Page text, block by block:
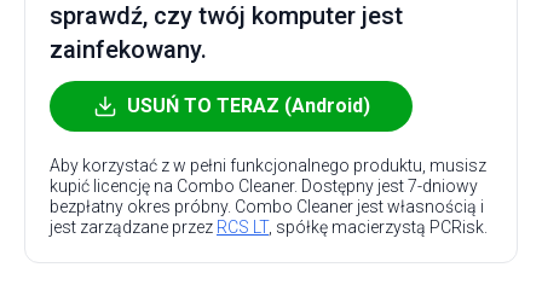
sprawdź, czy twój komputer jest
zainfekowany.
USUŃ TO TERAZ (Android)
Aby korzystać z w pełni funkcjonalnego produktu, musisz
kupić licencję na Combo Cleaner. Dostępny jest 7-dniowy
bezpłatny okres próbny. Combo Cleaner jest własnością i
jest zarządzane przez RCS LT, spółkę macierzystą PCRisk.